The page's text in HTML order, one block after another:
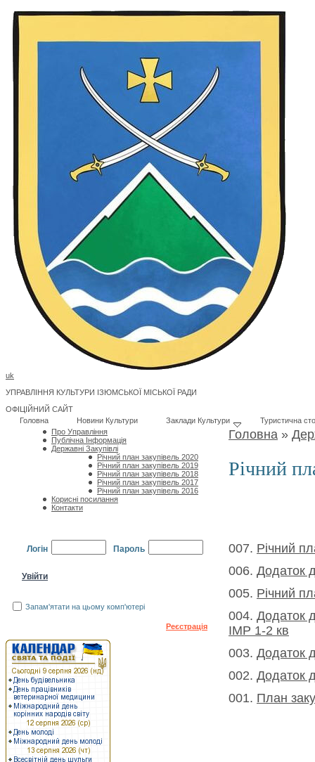
uk
УПРАВЛІННЯ КУЛЬТУРИ ІЗЮМСЬКОЇ МІСЬКОЇ РАДИ
ОФІЦІЙНИЙ САЙТ
Головна
Новини Культури Заклади Культури
Туристична
Про Управління
Публічна Інформація
Державні Закупівлі
Річний план закупівель 2020
Річний план закупівель 2019
Річний план закупівель 2018
Річний план закупівель 2017
Річний план закупівель 2016
Корисні посилання
Контакти
Логін Пароль
Запам'ятати на цьому комп'ютері
Реєстрація
Головна »
Річний
007. Річний
006. Додаток
005. Річний
004. Додаток
ІМР 1-2 кв
003. Додаток
002. Додаток
001. План